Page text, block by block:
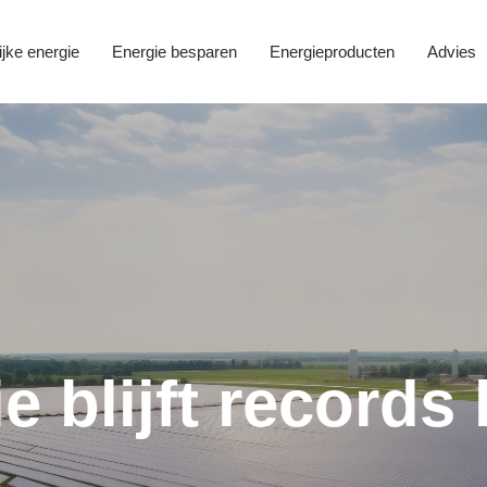
energie Energie besparen Energieproducten Advies
blijft records